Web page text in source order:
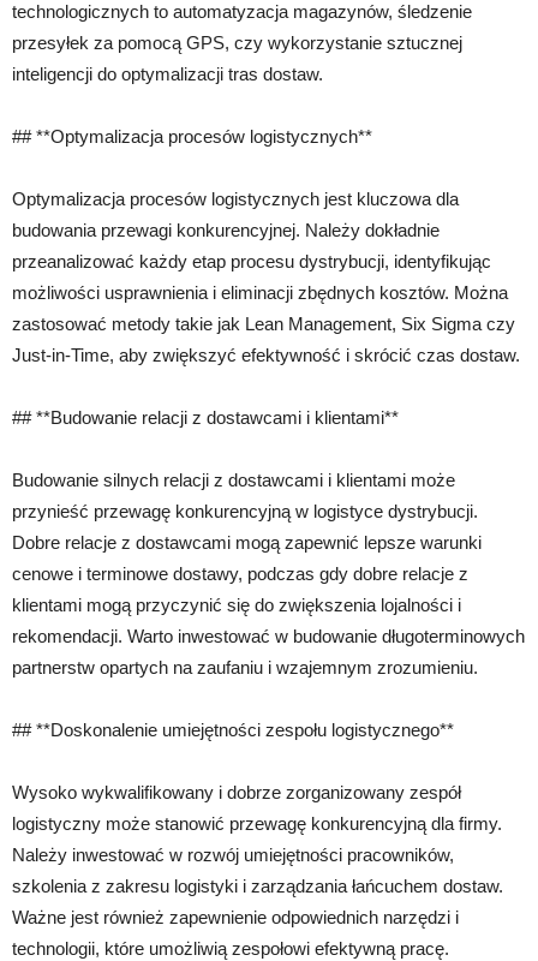
technologicznych to automatyzacja magazynów, śledzenie
przesyłek za pomocą GPS, czy wykorzystanie sztucznej
inteligencji do optymalizacji tras dostaw.
## **Optymalizacja procesów logistycznych**
Optymalizacja procesów logistycznych jest kluczowa dla
budowania przewagi konkurencyjnej. Należy dokładnie
przeanalizować każdy etap procesu dystrybucji, identyfikując
możliwości usprawnienia i eliminacji zbędnych kosztów. Można
zastosować metody takie jak Lean Management, Six Sigma czy
Just-in-Time, aby zwiększyć efektywność i skrócić czas dostaw.
## **Budowanie relacji z dostawcami i klientami**
Budowanie silnych relacji z dostawcami i klientami może
przynieść przewagę konkurencyjną w logistyce dystrybucji.
Dobre relacje z dostawcami mogą zapewnić lepsze warunki
cenowe i terminowe dostawy, podczas gdy dobre relacje z
klientami mogą przyczynić się do zwiększenia lojalności i
rekomendacji. Warto inwestować w budowanie długoterminowych
partnerstw opartych na zaufaniu i wzajemnym zrozumieniu.
## **Doskonalenie umiejętności zespołu logistycznego**
Wysoko wykwalifikowany i dobrze zorganizowany zespół
logistyczny może stanowić przewagę konkurencyjną dla firmy.
Należy inwestować w rozwój umiejętności pracowników,
szkolenia z zakresu logistyki i zarządzania łańcuchem dostaw.
Ważne jest również zapewnienie odpowiednich narzędzi i
technologii, które umożliwią zespołowi efektywną pracę.